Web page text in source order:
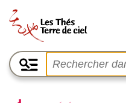
Accueil
La